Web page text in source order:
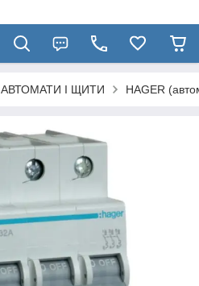
АВТОМАТИ І ЩИТИ HAGER